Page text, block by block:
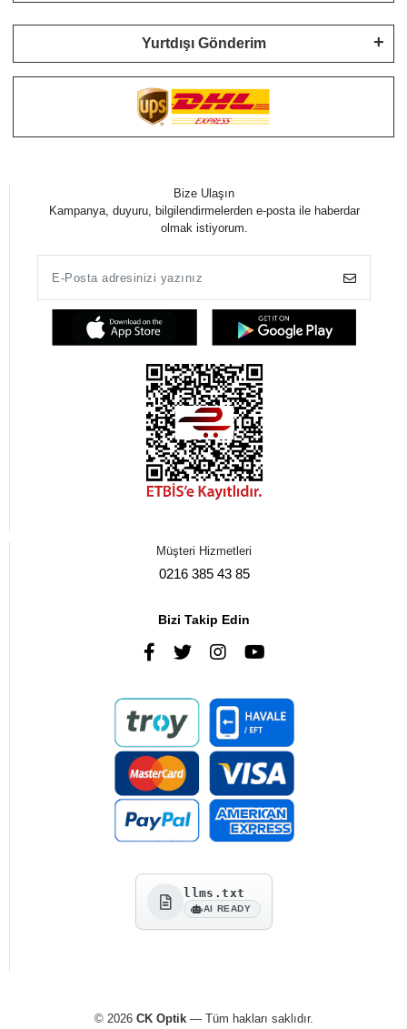
Yurtdışı Gönderim
Bize Ulaşın
Kampanya, duyuru, bilgilendirmelerden e-posta ile haberdar
olmak istiyorum.
Müşteri Hizmetleri
0216 385 43 85
Bizi Takip Edin
llms.txt
AI READY
© 2026 CK Optik— Tüm hakları saklıdır.